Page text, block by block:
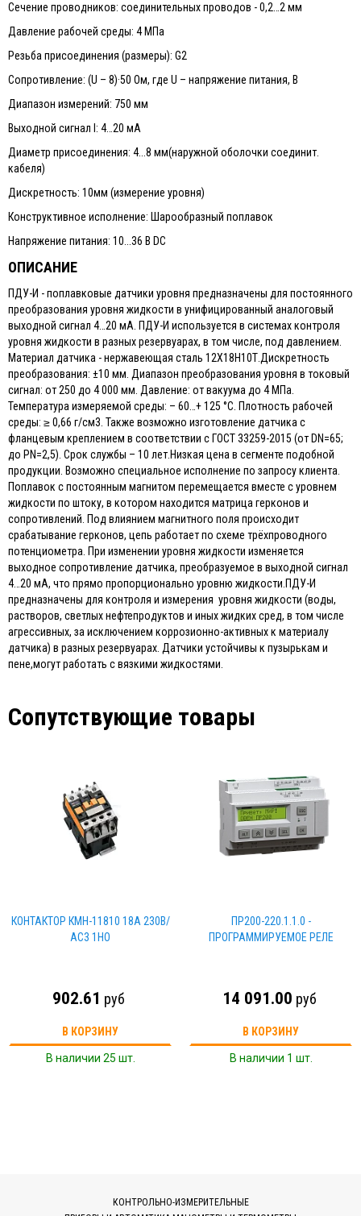
Сечение проводников: соединительных проводов - 0,2…2 мм
Давление рабочей среды: 4 МПа
Резьба присоединения (размеры): G2
Сопротивление: (U – 8)·50 Ом, где U – напряжение питания, В
Диапазон измерений: 750 мм
Выходной сигнал I: 4…20 мА
Диаметр присоединения: 4...8 мм(наружной оболочки соединит.
кабеля)
Дискретность: 10мм (измерение уровня)
Конструктивное исполнение: Шарообразный поплавок
Напряжение питания: 10...36 В DC
ОПИСАНИЕ
ПДУ-И - поплавковые датчики уровня предназначены для постоянного
преобразования уровня жидкости в унифицированный аналоговый
выходной сигнал 4…20 мА. ПДУ-И используется в системах контроля
уровня жидкости в разных резервуарах, в том числе, под давлением.
Материал датчика - нержавеющая сталь 12Х18Н10Т.Дискретность
преобразования: ±10 мм. Диапазон преобразования уровня в токовый
сигнал: от 250 до 4 000 мм. Давление: от вакуума до 4 MПa.
Температура измеряемой среды: – 60…+ 125 °C. Плотность рабочей
среды: ≥ 0,66 г/см3. Также возможно изготовление датчика с
фланцевым креплением в соответствии с ГОСТ 33259-2015 (от DN=65;
до PN=2,5). Срок службы – 10 лет.Низкая цена в сегменте подобной
продукции. Возможно специальное исполнение по запросу клиента.
Поплавок с постоянным магнитом перемещается вместе с уровнем
жидкости по штоку, в котором находится матрица герконов и
сопротивлений. Под влиянием магнитного поля происходит
срабатывание герконов, цепь работает по схеме трёхпроводного
потенциометра. При изменении уровня жидкости изменяется
выходное сопротивление датчика, преобразуемое в выходной сигнал
4…20 мА, что прямо пропорционально уровню жидкости.ПДУ-И
предназначены для контроля и измерения уровня жидкости (воды,
растворов, светлых нефтепродуктов и иных жидких сред, в том числе
агрессивных, за исключением коррозионно-активных к материалу
датчика) в разных резервуарах. Датчики устойчивы к пузырькам и
пене,могут работать с вязкими жидкостями.
Сопутствующие товары
КОНТАКТОР КМН-11810 18А 230В/
АС3 1НO
902.61 руб
В КОРЗИНУ
В наличии 25 шт.
ПР200-220.1.1.0 -
ПРОГРАММИРУЕМОЕ РЕЛЕ
14 091.00 руб
В КОРЗИНУ
В наличии 1 шт.
КОНТРОЛЬНО-ИЗМЕРИТЕЛЬНЫЕ